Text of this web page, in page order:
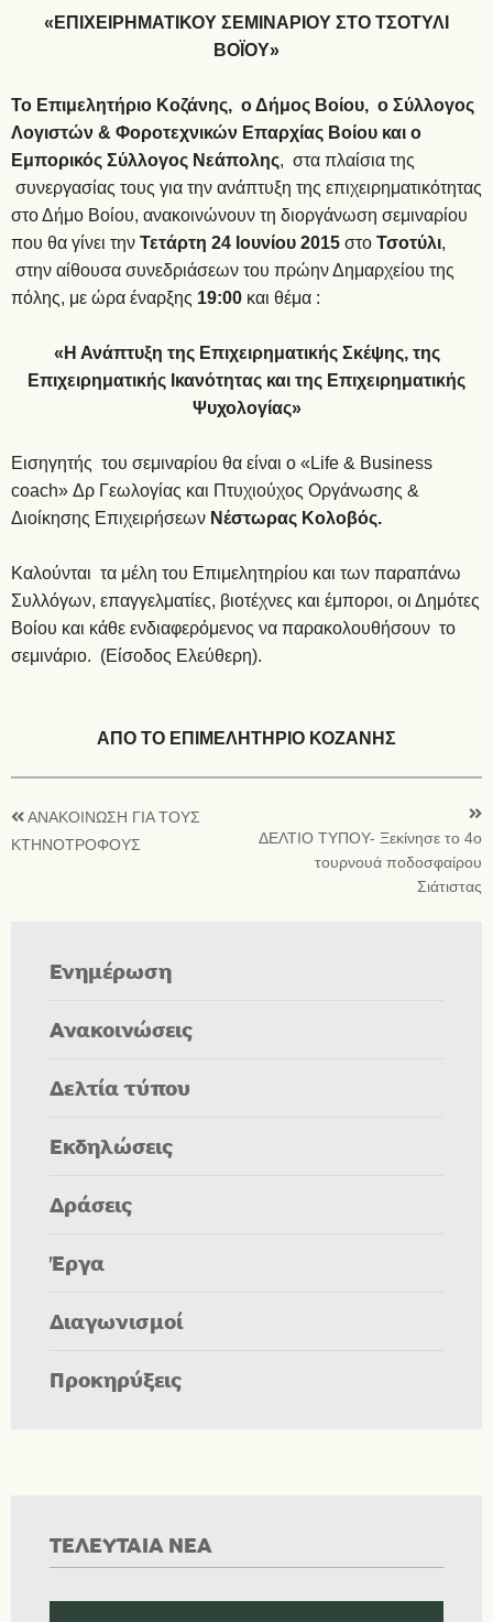
«ΕΠΙΧΕΙΡΗΜΑΤΙΚΟΥ ΣΕΜΙΝΑΡΙΟΥ ΣΤΟ ΤΣΟΤΥΛΙ
ΒΟΪΟΥ»
Το Επιμελητήριο Κοζάνης, ο Δήμος Βοίου, ο Σύλλογος
Λογιστών & Φοροτεχνικών Επαρχίας Βοίου και ο
Εμπορικός Σύλλογος Νεάπολης, στα πλαίσια της
συνεργασίας τους για την ανάπτυξη της επιχειρηματικότητας
στο Δήμο Βοίου, ανακοινώνουν τη διοργάνωση σεμιναρίου
που θα γίνει τηνΤετάρτη 24 Ιουνίου 2015στοΤσοτύλι,
στην αίθουσα συνεδριάσεων του πρώην Δημαρχείου της
πόλης, με ώρα έναρξης 19:00 και θέμα :
«Η Ανάπτυξη της Επιχειρηματικής Σκέψης, της
Επιχειρηματικής Ικανότητας και της Επιχειρηματικής
Ψυχολογίας»
Εισηγητής του σεμιναρίου θα είναι ο «Life & Business
coach» Δρ Γεωλογίας και Πτυχιούχος Οργάνωσης &
Διοίκησης Επιχειρήσεων Νέστωρας Κολοβός.
Καλούνται τα μέλη του Επιμελητηρίου και των παραπάνω
Συλλόγων, επαγγελματίες, βιοτέχνες και έμποροι, οι Δημότες
Βοίου και κάθε ενδιαφερόμενος να παρακολουθήσουν το
σεμινάριο. (Είσοδος Ελεύθερη).
ΑΠΟ ΤΟ ΕΠΙΜΕΛΗΤΗΡΙΟ ΚΟΖΑΝΗΣ
ΑΝΑΚΟΙΝΩΣΗ ΓΙΑ ΤΟΥΣ
ΚΤΗΝΟΤΡΟΦΟΥΣ
ΔΕΛΤΙΟ ΤΥΠΟΥ- Ξεκίνησε το 4ο
τουρνουά ποδοσφαίρου
Σιάτιστας
Ενημέρωση
Ανακοινώσεις
Δελτία τύπου
Εκδηλώσεις
Δράσεις
Έργα
Διαγωνισμοί
Προκηρύξεις
ΤΕΛΕΥΤΑΙΑ ΝΕΑ